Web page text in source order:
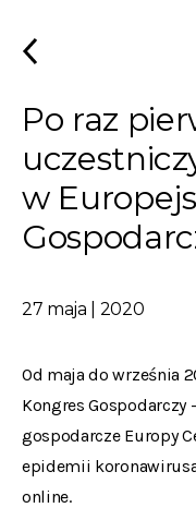
Po raz
w
27 maja | 2020
Od maja do września
Kongres Gospodarczy
gospodarcze Europy
epidemii
online.